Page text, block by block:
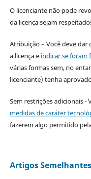
O licenciante não pode
da licença sejam
Atribuição – Você deve dar
a licença e indicar se foram
várias formas sem, no
licenciante) tenha
Sem restrições adicionais -
medidas de caráter
fazerem algo permitido
Artigos Semelhantes